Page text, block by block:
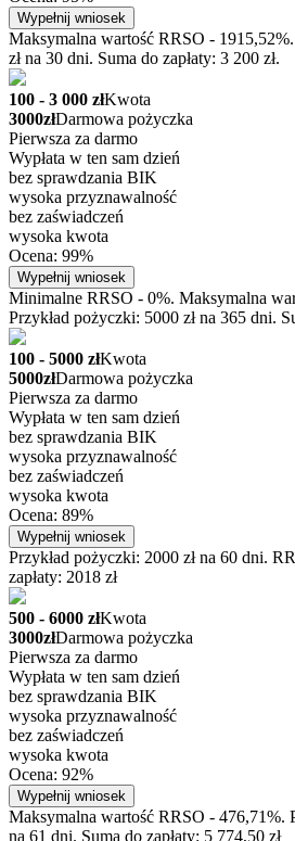
Wypełnij wniosek
Maksymalna wartość RRSO -
zł na 30 dni. Suma do zapłaty: 3 200 zł.
100 - 3 000 złKwota
3000złDarmowa pożyczka
Pierwsza za darmo
Wypłata w ten sam dzień
bez sprawdzania BIK
wysoka przyznawalność
bez zaświadczeń
wysoka kwota
Ocena: 99%
Wypełnij wniosek
Minimalne RRSO - 0%. Maksymalna
Przykład pożyczki: 5000 zł na 365 dni.
100 - 5000 złKwota
5000złDarmowa pożyczka
Pierwsza za darmo
Wypłata w ten sam dzień
bez sprawdzania BIK
wysoka przyznawalność
bez zaświadczeń
wysoka kwota
Ocena: 89%
Wypełnij wniosek
Przykład pożyczki: 2000 zł na 60 dni.
zapłaty: 2018 zł
500 - 6000 złKwota
3000złDarmowa pożyczka
Pierwsza za darmo
Wypłata w ten sam dzień
bez sprawdzania BIK
wysoka przyznawalność
bez zaświadczeń
wysoka kwota
Ocena: 92%
Wypełnij wniosek
Maksymalna wartość RRSO - 476,71%.
na 61 dni. Suma do zapłaty: 5 774,50 zł